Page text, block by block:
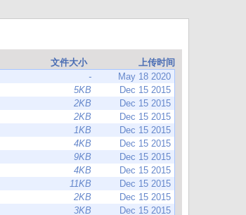
文件大小
上传时间
-
May 18 2020
5KB
Dec 15 2015
2KB
Dec 15 2015
2KB
Dec 15 2015
1KB
Dec 15 2015
4KB
Dec 15 2015
9KB
Dec 15 2015
4KB
Dec 15 2015
11KB
Dec 15 2015
2KB
Dec 15 2015
3KB
Dec 15 2015